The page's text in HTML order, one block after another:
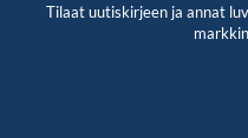
Tilaat uutiskirjeen ja annat